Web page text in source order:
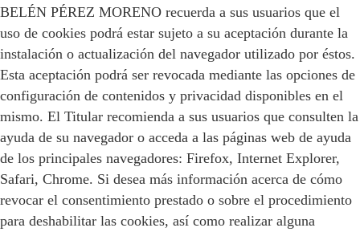
BELÉN PÉREZ MORENO recuerda a sus usuarios que el
uso de cookies podrá estar sujeto a su aceptación durante la
instalación o actualización del navegador utilizado por éstos.
Esta aceptación podrá ser revocada mediante las opciones de
configuración de contenidos y privacidad disponibles en el
mismo. El Titular recomienda a sus usuarios que consulten la
ayuda de su navegador o acceda a las páginas web de ayuda
de los principales navegadores: Firefox, Internet Explorer,
Safari, Chrome. Si desea más información acerca de cómo
revocar el consentimiento prestado o sobre el procedimiento
para deshabilitar las cookies, así como realizar alguna